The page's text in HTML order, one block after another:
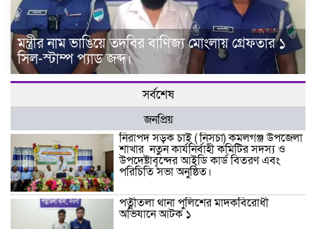
মন্ত্রীর নাম ভাঙিয়ে তদবির বাণিজ্য মোংলায় গ্রেফতার ১
সিল-স্টাম্প প্যাড জব্দ।
সর্বশেষ
জনপ্রিয়
নিরাপদ সড়ক চাই ( নিসচা) কমলগঞ্জ উপজেলা
শাখার নতুন কার্যনির্বাহী কমিটির সদস্য ও
উপদেষ্টাবৃন্দের আইডি কার্ড বিতরণ এবং
পরিচিতি সভা অনুষ্ঠিত।
পত্নীতলা থানা পুলিশের মাদকবিরোধী
অভিযানে আটক ১